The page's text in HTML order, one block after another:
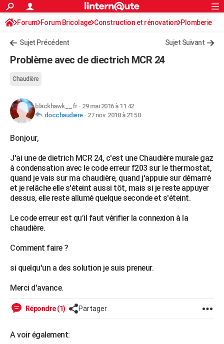
ACTUALITÉS
Politique
Société
Faits Divers
Education
Monde
Villes
+
Essais
Réserver un essai
Citadines
Berlines
SUV
Forum auto
+HIGH-TECH
BRICOLAGE
WEEK-END
Guides de France
Escapades
Patrimoine
Expositions
Musées
Week-end nature
+LIFESTYLE
Art de vivre
Bien-être
Loisirs
Mode
Modes de vie
SANTE
Alimentation
Guide de la santé
Maladies
Médicaments
Sommeil
VOYAGE
Carte de Noël
Carte Bonne année
Carte Saint-Valentin
Carte Pâques
Carte d'anniversaire
Dictionnaire
Biographies
Citations
Expressions
Proverbes
PROGRAMME TV
Rechercher
S'inscrire
Connexion
Forum Forum Bricolage Construction et rénovation Plomberie
Sujet Précédent Sujet Suivant
Problème avec de diectrich MCR 24
Chaudière
blackhawk__fr- 29 mai 2016 à 11:42
docchaudiere- 27 nov. 2018 à 21:50
Bonjour,
J'ai une de dietrich MCR 24, c'est une Chaudière murale gaz
à condensation avec le code erreur f203 sur le thermostat,
quand je vais sur ma chaudière, quand j'appuie sur démarré
et je relâche elle s'éteint aussi tôt, mais si je reste appuyer
dessus, elle reste allumé quelque seconde et s'éteint.
Le code erreur est qu’il faut vérifier la connexion à la
chaudière.
Comment faire ?
si quelqu'un a des solution je suis preneur.
Merci d'avance.
Répondre (1) Partager
A voir également: